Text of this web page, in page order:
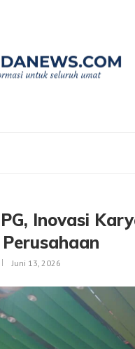
Inovasi
Juni 13, 2026